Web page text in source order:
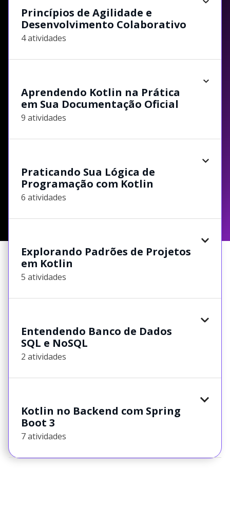
Princípios de Agilidade e
Desenvolvimento Colaborativo
4 atividades
Aprendendo Kotlin na Prática
em Sua Documentação Oficial
9 atividades
Praticando Sua Lógica de
Programação com Kotlin
6 atividades
Explorando Padrões de Projetos
em Kotlin
5 atividades
Entendendo Banco de Dados
SQL e NoSQL
2 atividades
Kotlin no Backend com Spring
Boot 3
7 atividades